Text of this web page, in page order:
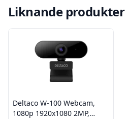
Liknande produkter
Deltaco W-100 Webcam,
1080p 1920x1080 2MP,